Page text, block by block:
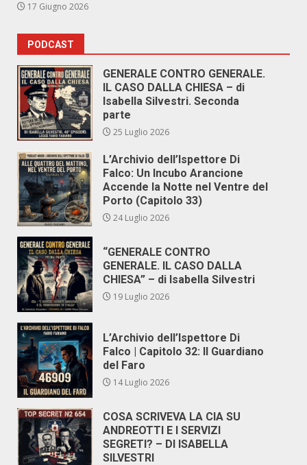
17 Giugno 2026
PODCAST
GENERALE CONTRO GENERALE.
IL CASO DALLA CHIESA – di
Isabella Silvestri. Seconda
parte
25 Luglio 2026
L’Archivio dell’Ispettore Di
Falco: Un Incubo Arancione
Accende la Notte nel Ventre del
Porto (Capitolo 33)
24 Luglio 2026
“GENERALE CONTRO
GENERALE. IL CASO DALLA
CHIESA” – di Isabella Silvestri
19 Luglio 2026
L’Archivio dell’Ispettore Di
Falco | Capitolo 32: Il Guardiano
del Faro
14 Luglio 2026
COSA SCRIVEVA LA CIA SU
ANDREOTTI E I SERVIZI
SEGRETI? – DI ISABELLA
SILVESTRI